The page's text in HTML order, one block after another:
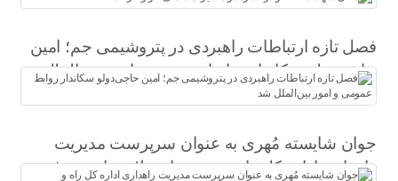
فصل تازه ارتباطات راهبردی در پتروشیمی جم؛ امین
حاجی‌دولو سکاندار روابط عمومی و امور بین‌الملل
شد
جوان شایسته مُهری به عنوان سرپرست مدیریت
راهداری اداره کل راه و شهرسازی لارستان معرفی